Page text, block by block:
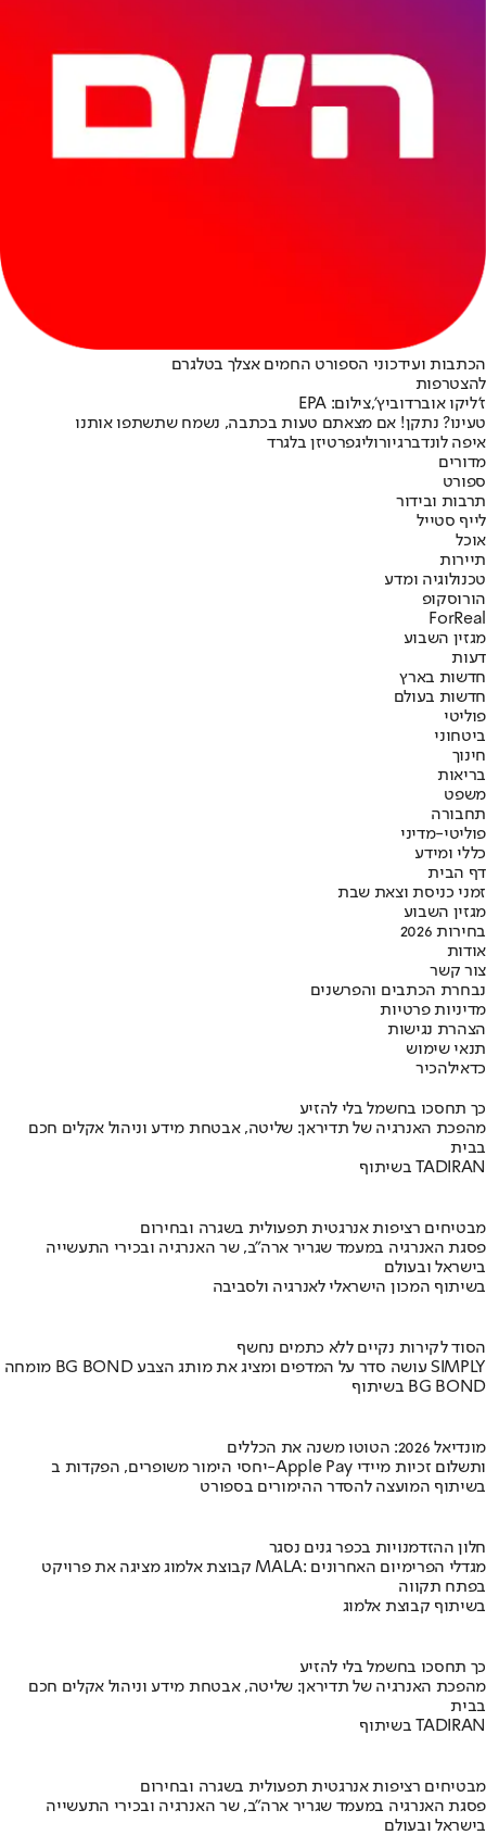
הכתבות ועידכוני הספורט החמים אצלך בטלגרם
להצטרפות
ז'ליקו אוברדוביץ',צילום: EPA
טעינו? נתקן! אם מצאתם טעות בכתבה, נשמח שתשתפו אותנו
איפה לונדברגיורוליגפרטיזן בלגרד
מדורים
ספורט
תרבות ובידור
לייף סטייל
אוכל
תיירות
טכנולוגיה ומדע
הורוסקופ
ForReal
מגזין השבוע
דעות
חדשות בארץ
חדשות בעולם
פוליטי
ביטחוני
חינוך
בריאות
משפט
תחבורה
פוליטי-מדיני
כללי ומידע
דף הבית
זמני כניסת וצאת שבת
מגזין השבוע
בחירות 2026
אודות
צור קשר
נבחרת הכתבים והפרשנים
מדיניות פרטיות
הצהרת נגישות
תנאי שימוש
כדאילהכיר
כך תחסכו בחשמל בלי להזיע
מהפכת האנרגיה של תדיראן: שליטה, אבטחת מידע וניהול אקלים חכם
בבית
בשיתוף TADIRAN
מבטיחים רציפות אנרגטית תפעולית בשגרה ובחירום
פסגת האנרגיה במעמד שגריר ארה"ב, שר האנרגיה ובכירי התעשייה
בישראל ובעולם
בשיתוף המכון הישראלי לאנרגיה ולסביבה
הסוד לקירות נקיים ללא כתמים נחשף
מומחה BG BOND עושה סדר על המדפים ומציג את מותג הצבע SIMPLY
בשיתוף BG BOND
מונדיאל 2026: הטוטו משנה את הכללים
יחסי הימור משופרים, הפקדות ב-Apple Pay ותשלום זכיות מיידי
בשיתוף המועצה להסדר ההימורים בספורט
חלון ההזדמנויות בכפר גנים נסגר
קבוצת אלמוג מציגה את פרויקט MALA: מגדלי הפרימיום האחרונים
בפתח תקווה
בשיתוף קבוצת אלמוג
כך תחסכו בחשמל בלי להזיע
מהפכת האנרגיה של תדיראן: שליטה, אבטחת מידע וניהול אקלים חכם
בבית
בשיתוף TADIRAN
מבטיחים רציפות אנרגטית תפעולית בשגרה ובחירום
פסגת האנרגיה במעמד שגריר ארה"ב, שר האנרגיה ובכירי התעשייה
בישראל ובעולם